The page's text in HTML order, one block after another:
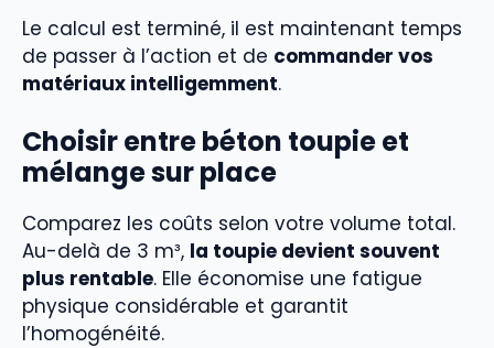
Le calcul est terminé, il est maintenant temps
de passer à l’action et de commander vos
matériaux intelligemment.
Choisir entre béton toupie et
mélange sur place
Comparez les coûts selon votre volume total.
Au-delà de 3 m³, la toupie devient souvent
plus rentable. Elle économise une fatigue
physique considérable et garantit
l’homogénéité.